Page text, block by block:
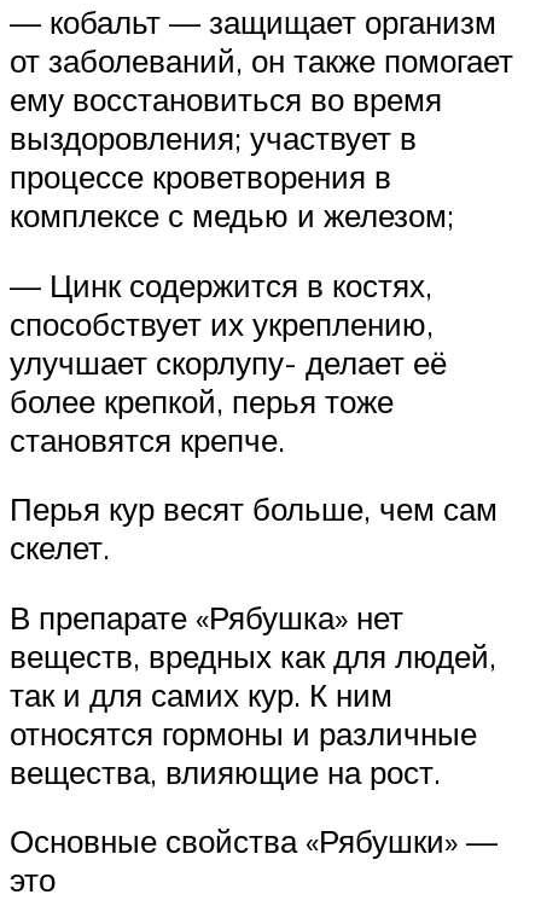
— кобальт — защищает организм
от заболеваний, он также помогает
ему восстановиться во время
выздоровления; участвует в
процессе кроветворения в
комплексе с медью и железом;
— Цинк содержится в костях,
способствует их укреплению,
улучшает скорлупу- делает её
более крепкой, перья тоже
становятся крепче.
Перья кур весят больше, чем сам
скелет.
В препарате «Рябушка» нет
веществ, вредных как для людей,
так и для самих кур. К ним
относятся гормоны и различные
вещества, влияющие на рост.
Основные свойства «Рябушки» —
это